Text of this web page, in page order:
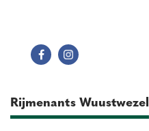
Rijmenants Wuustwezel